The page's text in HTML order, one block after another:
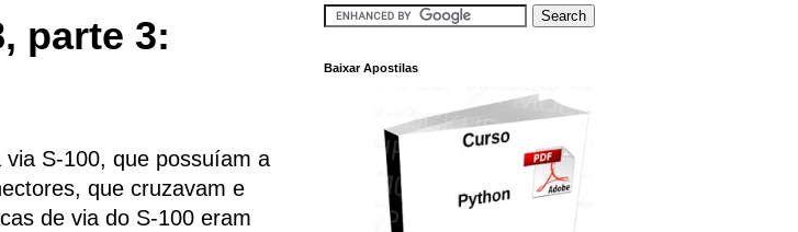
parte 3:
S-100, que possuíam a
que cruzavam e
de via do S-100 eram
Baixar Apostilas